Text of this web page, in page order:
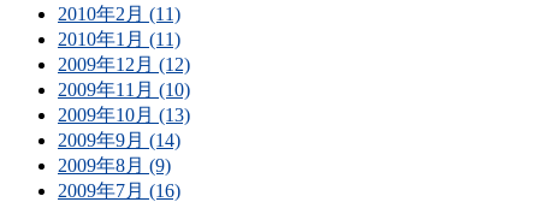
2010年2月 (11)
2010年1月 (11)
2009年12月 (12)
2009年11月 (10)
2009年10月 (13)
2009年9月 (14)
2009年8月 (9)
2009年7月 (16)